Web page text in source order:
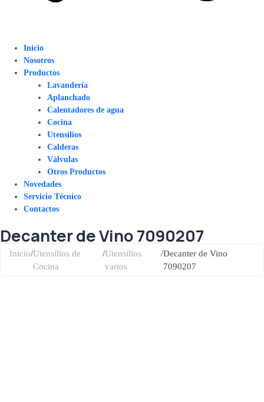
Inicio
Nosotros
Productos
Lavandería
Aplanchado
Calentadores de agua
Cocina
Utensilios
Calderas
Válvulas
Otros Productos
Novedades
Servicio Técnico
Contactos
Decanter de Vino 7090207
Inicio/Utensilios de
Cocina
/Utensilios
varios
/Decanter de Vino
7090207